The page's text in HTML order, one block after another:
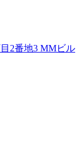
2番地3 MMビル